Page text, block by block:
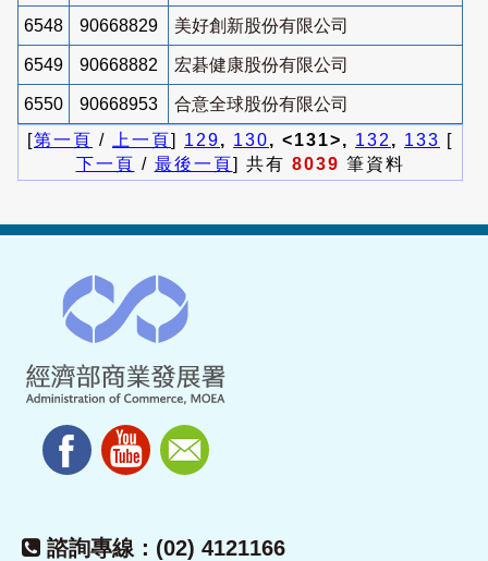
6548 90668829 美好創新股份有限公司
6549 90668882 宏碁健康股份有限公司
6550 90668953
合意全球股份有限公司
[第一頁 / 上一頁] 129, 130, <131>, 132 , 133 [
下一頁 / 最後一頁] 共有 8039 筆資料
諮詢專線：(02) 4121166